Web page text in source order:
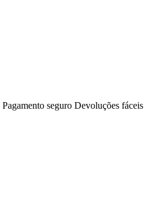
Pagamento seguro Devoluções fáceis